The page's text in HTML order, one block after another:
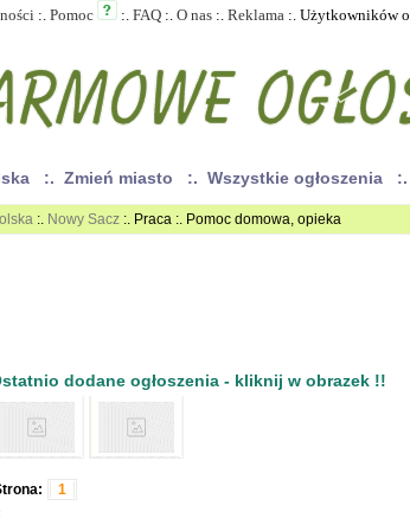
:. Pomoc :. FAQ :. O nas :. Reklama :. Użytkowników
:. Zmień miasto :. Wszystkie ogłoszenia
:. Nowy Sacz :. Praca :. Pomoc domowa, opieka
dodane ogłoszenia - kliknij w obrazek !!
1